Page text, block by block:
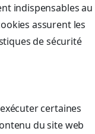
indispensables au
assurent les
de sécurité
certaines
du site web